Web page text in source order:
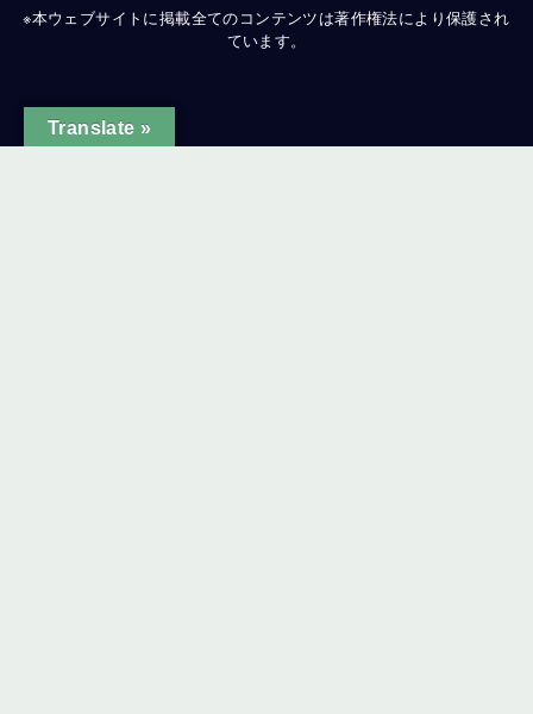
※本ウェブサイトに掲載全てのコンテンツは著作権法により保護され
ています。
Translate »